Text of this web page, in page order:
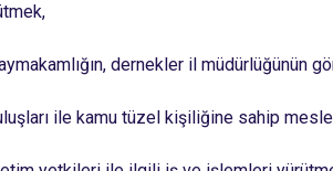
dernekler il müdürlüğünün
ile kamu tüzel kişiliğine sahip